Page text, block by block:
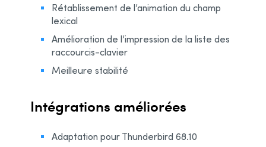
Rétablissement de l’animation du champ
lexical
Amélioration de l’impression de la liste des
raccourcis-clavier
Meilleure stabilité
Intégrations améliorées
Adaptation pour Thunderbird 68.10